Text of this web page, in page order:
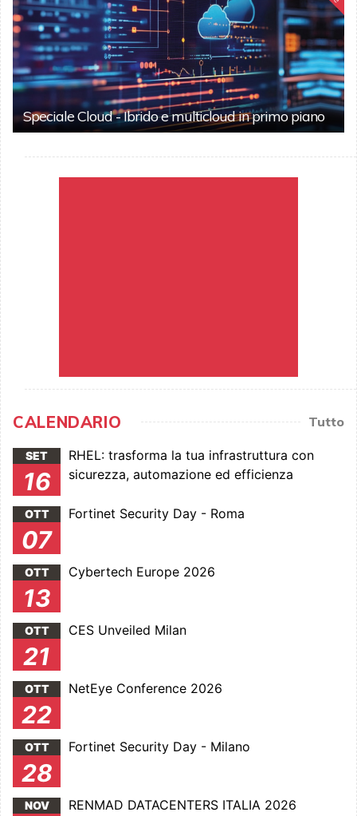
Speciale Cloud - Ibrido e multicloud in primo piano
CALENDARIO Tutto
SET
16
RHEL: trasforma la tua infrastruttura con
sicurezza, automazione ed efficienza
OTT
07
Fortinet Security Day - Roma
OTT
13
Cybertech Europe 2026
OTT
21
CES Unveiled Milan
OTT
22
NetEye Conference 2026
OTT
28
Fortinet Security Day - Milano
NOV RENMAD DATACENTERS ITALIA 2026